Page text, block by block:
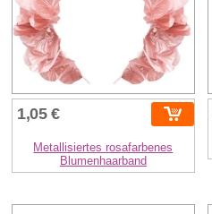
1,05 €
Metallisiertes rosafarbenes
Blumenhaarband